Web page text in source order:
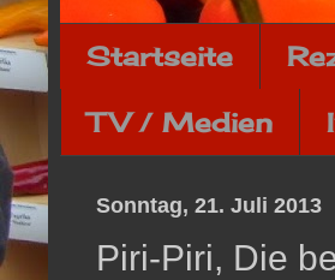
Startseite
TV / Medien
Sonntag, 21. Juli 2013
Piri-Piri, Die